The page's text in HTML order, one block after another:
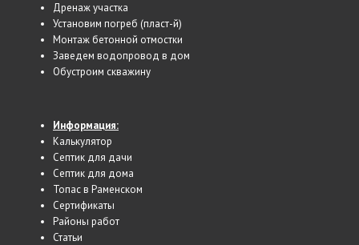
Дренаж участка
Установим погреб (пласт-й)
Монтаж бетонной отмостки
Заведем водопровод в дом
Обустроим скважину
Информация:
Калькулятор
Cептик для дачи
Септик для дома
Топас в Раменском
Сертификаты
Районы работ
Статьи